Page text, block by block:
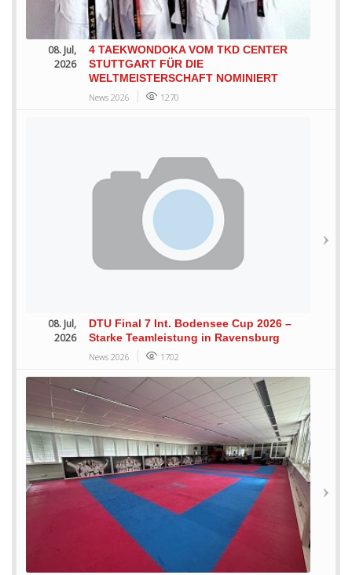
08. Jul,
2026
4 TAEKWONDOKA VOM TKD CENTER
STUTTGART FÜR DIE
WELTMEISTERSCHAFT NOMINIERT
News 2026 1270
08. Jul,
2026
DTU Final 7 Int. Bodensee Cup 2026 –
Starke Teamleistung in Ravensburg
News 2026 1702